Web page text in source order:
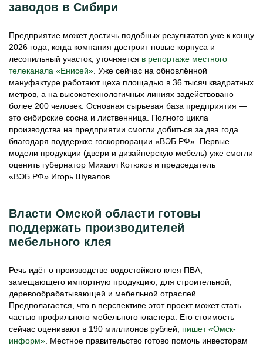
заводов в Сибири
Предприятие может достичь подобных результатов уже к концу
2026 года, когда компания достроит новые корпуса и
лесопильный участок, уточняется в репортаже местного
телеканала «Енисей» . Уже сейчас на обновлённой
мануфактуре работают цеха площадью в 36 тысяч квадратных
метров, а на высокотехнологичных линиях задействовано
более 200 человек. Основная сырьевая база предприятия —
это сибирские сосна и лиственница. Полного цикла
производства на предприятии смогли добиться за два года
благодаря поддержке госкорпорации «ВЭБ.РФ». Первые
модели продукции (двери и дизайнерскую мебель) уже смогли
оценить губернатор Михаил Котюков и председатель
«ВЭБ.РФ» Игорь Шувалов.
Власти Омской области готовы
поддержать производителей
мебельного клея
Речь идёт о производстве водостойкого клея ПВА,
замещающего импортную продукцию, для строительной,
деревообрабатывающей и мебельной отраслей.
Предполагается, что в перспективе этот проект может стать
частью профильного мебельного кластера. Его стоимость
сейчас оценивают в 190 миллионов рублей, пишет «Омск-
информ» . Местное правительство готово помочь инвесторам